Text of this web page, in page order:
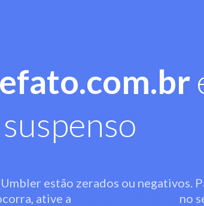
suspenso
estão zerados ou negativos.
ative a
no